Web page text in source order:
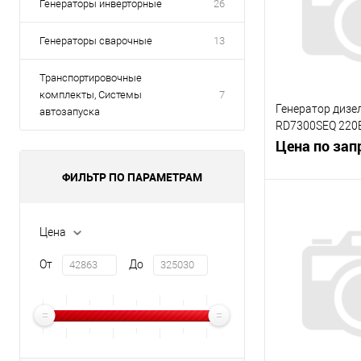
Генераторы инверторные 26
Генераторы сварочные 13
Транспортировочные
комплекты, Системы
автозапуска
7
ФИЛЬТР ПО ПАРАМЕТРАМ
Цена
От До
Генератор
RD7300SEQ
6000Вт-6300Вт,
Цена по
К сравнению
В избранное